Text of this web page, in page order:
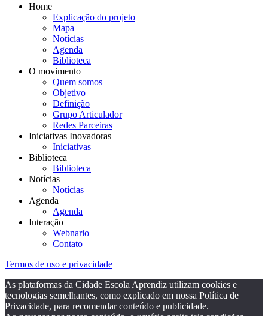
Home
Explicação do projeto
Mapa
Notícias
Agenda
Biblioteca
O movimento
Quem somos
Objetivo
Definição
Grupo Articulador
Redes Parceiras
Iniciativas Inovadoras
Iniciativas
Biblioteca
Biblioteca
Notícias
Notícias
Agenda
Agenda
Interação
Webnario
Contato
Termos de uso e privacidade
As plataformas da Cidade Escola Aprendiz utilizam cookies e
tecnologias semelhantes, como explicado em nossa Política de
Privacidade, para recomendar conteúdo e publicidade.